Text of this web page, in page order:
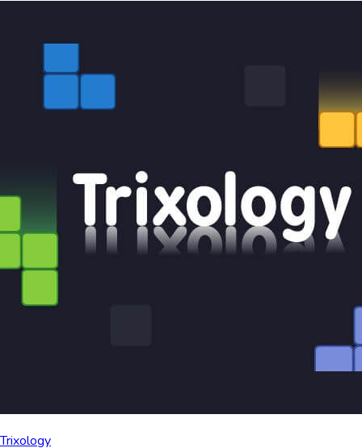
Trixology